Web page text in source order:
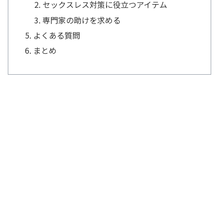
セックスレス対策に役立つアイテム
専門家の助けを求める
よくある質問
まとめ